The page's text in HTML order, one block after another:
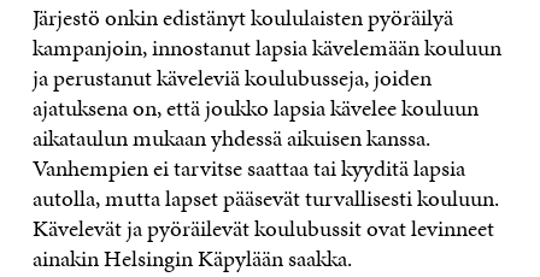
Järjestö onkin edistänyt koululaisten pyöräilyä
kampanjoin, innostanut lapsia kävelemään kouluun
ja perustanut käveleviä koulubusseja, joiden
ajatuksena on, että joukko lapsia kävelee kouluun
aikataulun mukaan yhdessä aikuisen kanssa.
Vanhempien ei tarvitse saattaa tai kyyditä lapsia
autolla, mutta lapset pääsevät turvallisesti kouluun.
Kävelevät ja pyöräilevät koulubussit ovat levinneet
ainakin Helsingin Käpylään saakka.